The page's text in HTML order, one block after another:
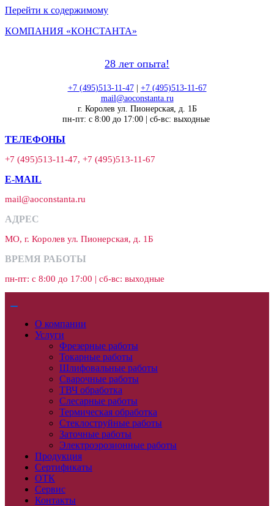
Перейти к содержимому
КОМПАНИЯ «КОНСТАНТА»
28 лет опыта!
+7 (495)513-11-47| +7 (495)513-11-67
mail@aoconstanta.ru
г. Королев ул. Пионерская, д. 1Б
пн-пт: с 8:00 до 17:00 | сб-вс: выходные
ТЕЛЕФОНЫ
+7 (495)513-11-47, +7 (495)513-11-67
E-MAIL
mail@aoconstanta.ru
АДРЕС
МО, г. Королев ул. Пионерская, д. 1Б
ВРЕМЯ РАБОТЫ
пн-пт: с 8:00 до 17:00 | сб-вс: выходные
О компании
Услуги
Фрезерные работы
Токарные работы
Шлифовальные работы
Сварочные работы
ТВЧ обработка
Слесарные работы
Термическая обработка
Стеклоструйные работы
Заточные работы
Электроэрозионные работы
Продукция
Сертификаты
ОТК
Сервис
Контакты